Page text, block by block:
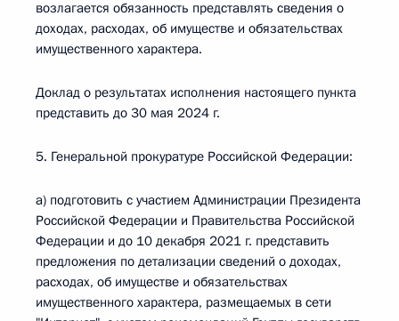
возлагается обязанность представлять сведения о
доходах, расходах, об имуществе и обязательствах
имущественного характера.
Доклад о результатах исполнения настоящего пункта
представить до 30 мая 2024 г.
5. Генеральной прокуратуре Российской Федерации:
а) подготовить с участием Администрации Президента
Российской Федерации и Правительства Российской
Федерации и до 10 декабря 2021 г. представить
предложения по детализации сведений о доходах,
расходах, об имуществе и обязательствах
имущественного характера, размещаемых в сети